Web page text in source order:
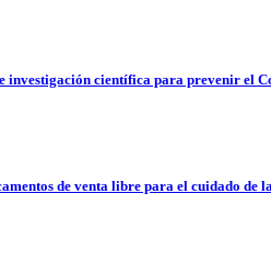
investigación científica para prevenir el
de venta libre para el cuidado de